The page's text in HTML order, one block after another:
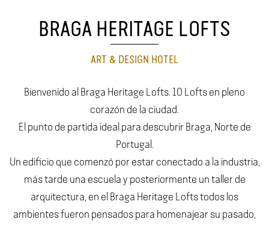
BRAGA HERITAGE LOFTS
ART & DESIGN HOTEL
Bienvenido al Braga Heritage Lofts. 10 Lofts en pleno
corazón de la ciudad.
El punto de partida ideal para descubrir Braga, Norte de
Portugal.
Un edificio que comenzó por estar conectado a la industria,
más tarde una escuela y posteriormente un taller de
arquitectura, en el Braga Heritage Lofts todos los
ambientes fueron pensados para homenajear su pasado,